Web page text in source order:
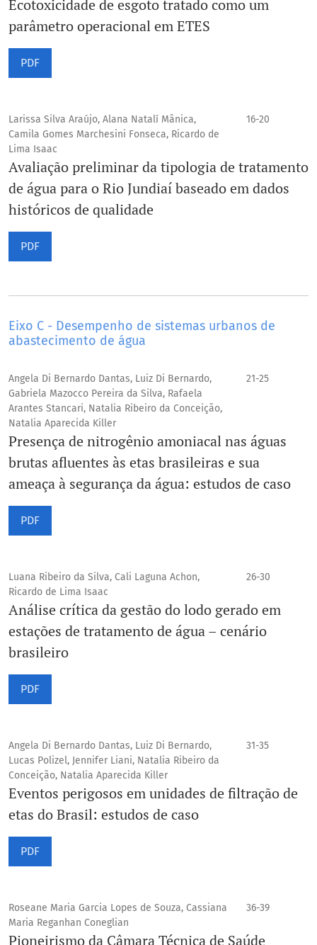
Ecotoxicidade de esgoto tratado como um
parâmetro operacional em ETES
PDF
Larissa Silva Araújo, Alana Natalí Mânica,
Camila Gomes Marchesini Fonseca, Ricardo de
Lima Isaac
16-20
Avaliação preliminar da tipologia de tratamento
de água para o Rio Jundiaí baseado em dados
históricos de qualidade
PDF
Eixo C - Desempenho de sistemas urbanos de
abastecimento de água
Angela Di Bernardo Dantas, Luiz Di Bernardo,
Gabriela Mazocco Pereira da Silva, Rafaela
Arantes Stancari, Natalia Ribeiro da Conceição,
Natalia Aparecida Killer
21-25
Presença de nitrogênio amoniacal nas águas
brutas afluentes às etas brasileiras e sua
ameaça à segurança da água: estudos de caso
PDF
Luana Ribeiro da Silva, Cali Laguna Achon,
Ricardo de Lima Isaac
26-30
Análise crítica da gestão do lodo gerado em
estações de tratamento de água – cenário
brasileiro
PDF
Angela Di Bernardo Dantas, Luiz Di Bernardo,
Lucas Polizel, Jennifer Liani, Natalia Ribeiro da
Conceição, Natalia Aparecida Killer
31-35
Eventos perigosos em unidades de filtração de
etas do Brasil: estudos de caso
PDF
Roseane Maria Garcia Lopes de Souza, Cassiana
Maria Reganhan Coneglian
36-39
Pioneirismo da Câmara Técnica de Saúde